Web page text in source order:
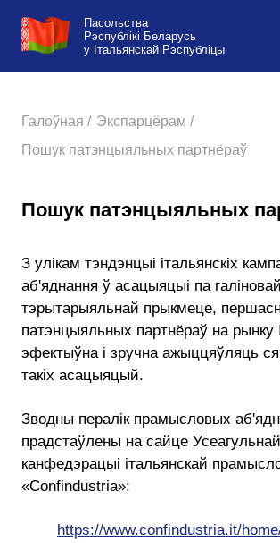
Пасольства
Рэспублікі Беларусь
у Італьянскай Рэспубліцы
Галоўная / Экспарцёрам /
Пошук патэнцыяльных партнёраў
Пошук патэнцыяльных
З улікам тэндэнцыі італьянскіх
аб'яднання ў асацыяцыі па
тэрытарыяльнай прыкмеце,
патэнцыяльных партнёраў на рынку
эфектыўна і зручна ажыццяўляць
такіх асацыяцый.
Зводны пералік прамысловых
прадстаўлены на сайце Усеагульнай
канфедэрацыі італьянскай
«Confindustria»:
https://www.confindustria.it/